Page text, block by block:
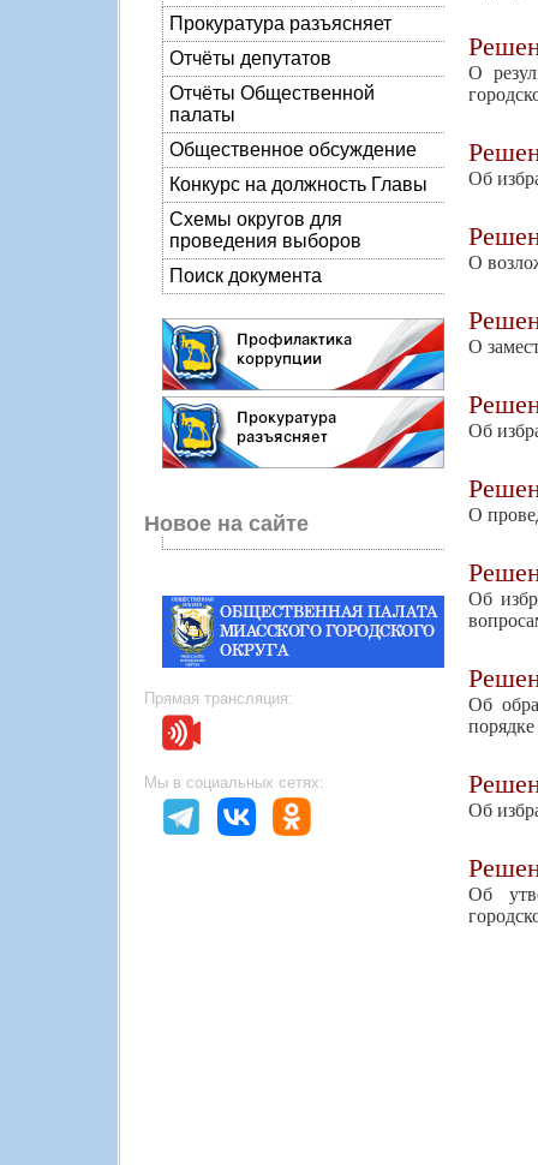
Прокуратура разъясняет
Отчёты депутатов
Отчёты Общественной
палаты
Общественное обсуждение
Конкурс на должность Главы
Схемы округов для
проведения выборов
Поиск документа
Новое на сайте
Прямая трансляция:
Мы в социальных сетях:
О
Об
О
О
Об
О
Об
Об
Об
Об